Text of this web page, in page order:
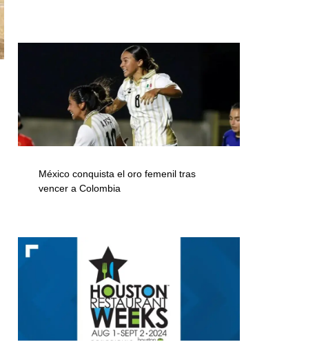
México conquista el oro femenil tras
vencer a Colombia